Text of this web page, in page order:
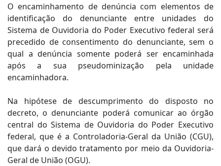
O encaminhamento de denúncia com elementos de
identificação do denunciante entre unidades do
Sistema de Ouvidoria do Poder Executivo federal será
precedido de consentimento do denunciante, sem o
qual a denúncia somente poderá ser encaminhada
após a sua pseudominização pela unidade
encaminhadora.
Na hipótese de descumprimento do disposto no
decreto, o denunciante poderá comunicar ao órgão
central do Sistema de Ouvidoria do Poder Executivo
federal, que é a Controladoria-Geral da União (CGU),
que dará o devido tratamento por meio da Ouvidoria-
Geral de União (OGU).